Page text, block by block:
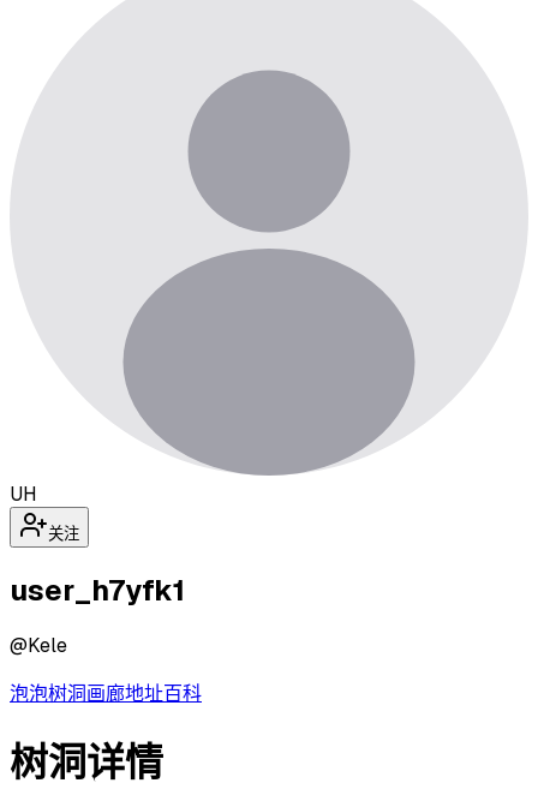
UH
关注
user_h7yfk1
@Kele
泡泡树洞画廊地址百科
树洞详情